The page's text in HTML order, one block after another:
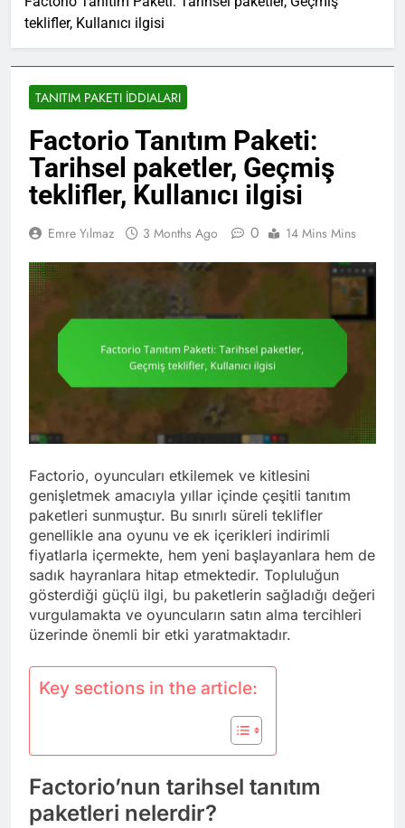
teklifler, Kullanıcı ilgisi
TANITIM PAKETI İDDIALARI
Factorio Tanıtım Paketi:
Tarihsel paketler, Geçmiş
teklifler, Kullanıcı ilgisi
Emre Yılmaz 3 Months Ago 0 14 Mins Mins
Factorio, oyuncuları etkilemek ve kitlesini
genişletmek amacıyla yıllar içinde çeşitli tanıtım
paketleri sunmuştur. Bu sınırlı süreli teklifler
genellikle ana oyunu ve ek içerikleri indirimli
fiyatlarla içermekte, hem yeni başlayanlara hem de
sadık hayranlara hitap etmektedir. Topluluğun
gösterdiği güçlü ilgi, bu paketlerin sağladığı değeri
vurgulamakta ve oyuncuların satın alma tercihleri
üzerinde önemli bir etki yaratmaktadır.
Key sections in the article:
Factorio’nun tarihsel tanıtım
paketleri nelerdir?